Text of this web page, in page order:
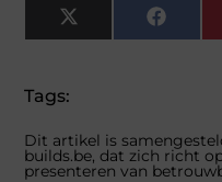
X
(Twitter)
Tags:
Dit artikel is
builds.be, dat zich richt
presenteren van